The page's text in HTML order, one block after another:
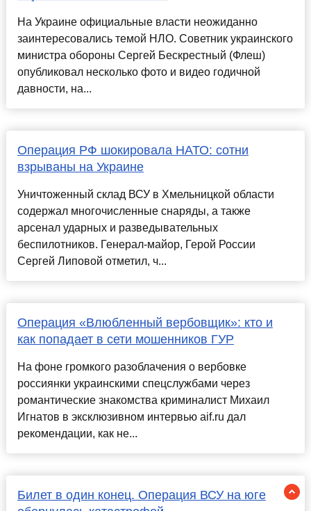
На Украине официальные власти неожиданно
заинтересовались темой НЛО. Советник украинского
министра обороны Сергей Бескрестный (Флеш)
опубликовал несколько фото и видео годичной
давности, на...
Операция РФ шокировала НАТО: сотни
взрываны на Украине
Уничтоженный склад ВСУ в Хмельницкой области
содержал многочисленные снаряды, а также
арсенал ударных и разведывательных
беспилотников. Генерал-майор, Герой России
Сергей Липовой отметил, ч...
Операция «Влюбленный вербовщик»: кто и
как попадает в сети мошенников ГУР
На фоне громкого разоблачения о вербовке
россиянки украинскими спецслужбами через
романтические знакомства криминалист Михаил
Игнатов в эксклюзивном интервью aif.ru дал
рекомендации, как не...
Билет в один конец. Операция ВСУ на юге